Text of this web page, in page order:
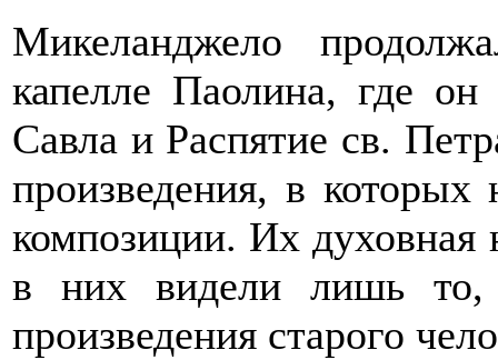
Микеланджело
капелле Паолина, где
Савла и Распятие св.
произведения, в
композиции. Их
в них видели лишь то,
произведения старого